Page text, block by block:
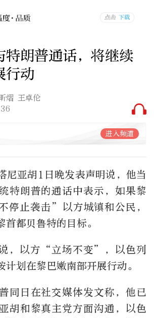
特朗普通话，将继续
行动
熠 王卓伦
进入频道
尼亚胡1日晚发表声明说，他当
特朗普的通话中表示，如果黎
停止袭击”以方城镇和公民，
首都贝鲁特的目标。
，以方“立场不变”，以色列
计划在黎巴嫩南部开展行动。
同日在社交媒体发文称，他已
胡和黎真主党方面沟通，以色